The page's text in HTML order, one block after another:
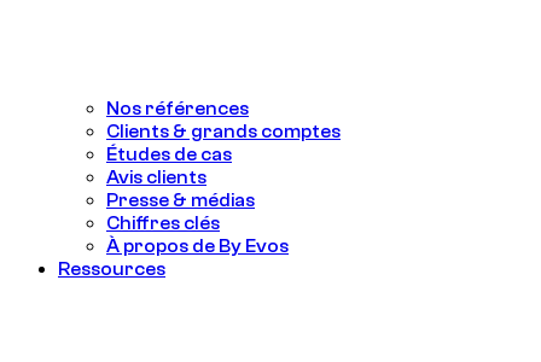
Nos références
Clients & grands comptes
Études de cas
Avis clients
Presse & médias
Chiffres clés
À propos de By Evos
Ressources